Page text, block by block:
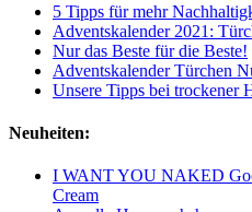
5 Tipps für mehr
Adventskalender 2021:
Nur das Beste für die Beste!
Adventskalender Türchen
Unsere Tipps bei trockener
Neuheiten:
I WANT YOU NAKED
Cream